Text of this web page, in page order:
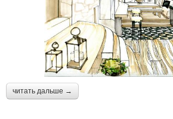
читать дальше →